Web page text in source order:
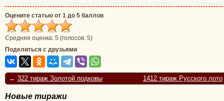
Оцените статью от 1 до 5 баллов
Средняя оценка: 5 (голосов: 5)
Поделиться с друзьями
← 322 тираж Золотой подковы 1412 тираж Русского лото
Новые тиражи